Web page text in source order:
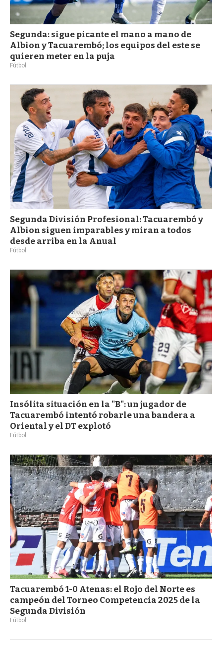
Segunda: sigue picante el mano a mano de
Albion y Tacuarembó; los equipos del este se
quieren meter en la puja
Fútbol
Segunda División Profesional: Tacuarembó y
Albion siguen imparables y miran a todos
desde arriba en la Anual
Fútbol
Insólita situación en la "B": un jugador de
Tacuarembó intentó robarle una bandera a
Oriental y el DT explotó
Fútbol
Tacuarembó 1-0 Atenas: el Rojo del Norte es
campeón del Torneo Competencia 2025 de la
Segunda División
Fútbol